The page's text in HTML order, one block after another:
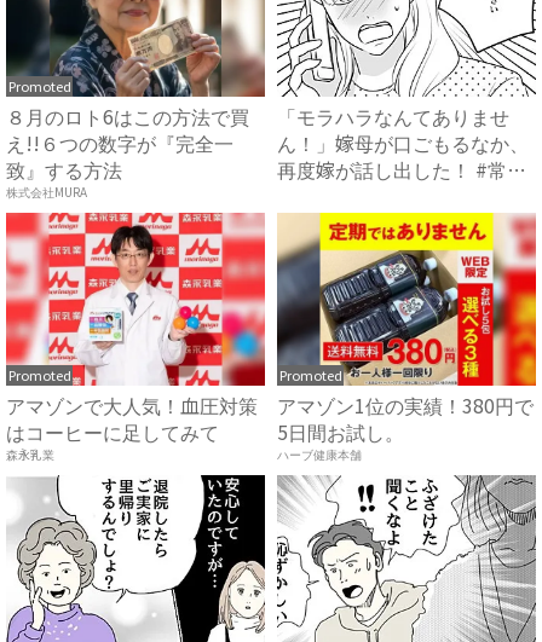
Promoted
８月のロト6はこの方法で買
え!!６つの数字が『完全一
致』する方法
株式会社MURA
「モラハラなんてありませ
ん！」嫁母が口ごもるなか、
再度嫁が話し出した！ #常識
Promoted
アマゾンで大人気！血圧対策
はコーヒーに足してみて
森永乳業
Promoted
アマゾン1位の実績！380円で
5日間お試し。
ハーブ健康本舗